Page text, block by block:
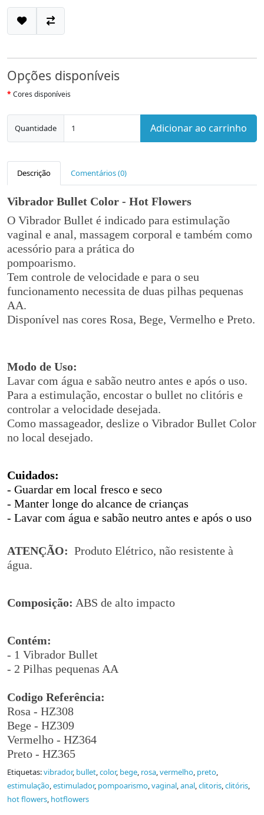
Opções disponíveis
Cores disponíveis
Quantidade Adicionar ao carrinho
Descrição Comentários (0)
Vibrador Bullet Color - Hot Flowers
O Vibrador Bullet é indicado para estimulação
vaginal e anal, massagem corporal e também como
acessório para a prática do
pompoarismo.
Tem controle de velocidade e para o seu
funcionamento necessita de duas pilhas pequenas
AA.
Disponível nas cores Rosa, Bege, Vermelho e Preto.
Modo de Uso:
Lavar com água e sabão neutro antes e após o uso.
Para a estimulação, encostar o bullet no clitóris e
controlar a velocidade desejada.
Como massageador, deslize o Vibrador Bullet Color
no local desejado.
Cuidados:
- Guardar em local fresco e seco
- Manter longe do alcance de crianças
- Lavar com água e sabão neutro antes e após o uso
ATENÇÃO: Produto Elétrico, não resistente à
água.
Composição: ABS de alto impacto
Contém:
- 1 Vibrador Bullet
- 2 Pilhas pequenas AA
Codigo Referência:
Rosa - HZ308
Bege - HZ309
Vermelho - HZ364
Preto - HZ365
Etiquetas:vibrador, bullet,color, bege, rosa,vermelho, preto,
estimulação,estimulador, pompoarismo,vaginal,anal,clitoris,clitóris,
hot flowers, hotflowers